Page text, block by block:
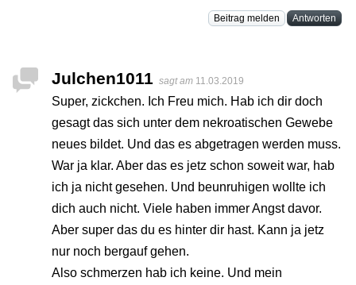
Beitrag melden Antworten
Julchen1011 sagt am 11.03.2019
Super, zickchen. Ich Freu mich. Hab ich dir doch
gesagt das sich unter dem nekroatischen Gewebe
neues bildet. Und das es abgetragen werden muss.
War ja klar. Aber das es jetz schon soweit war, hab
ich ja nicht gesehen. Und beunruhigen wollte ich
dich auch nicht. Viele haben immer Angst davor.
Aber super das du es hinter dir hast. Kann ja jetz
nur noch bergauf gehen.
Also schmerzen hab ich keine. Und mein